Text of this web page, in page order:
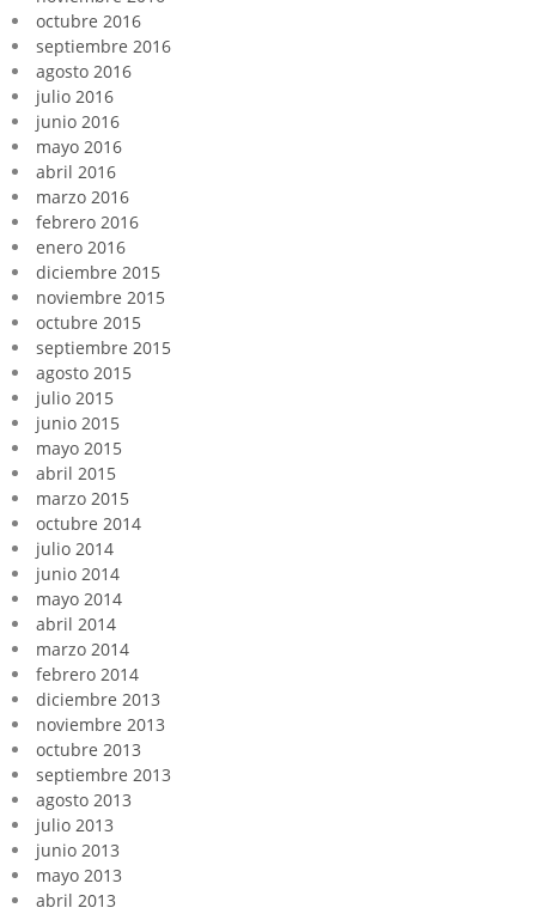
octubre 2016
septiembre 2016
agosto 2016
julio 2016
junio 2016
mayo 2016
abril 2016
marzo 2016
febrero 2016
enero 2016
diciembre 2015
noviembre 2015
octubre 2015
septiembre 2015
agosto 2015
julio 2015
junio 2015
mayo 2015
abril 2015
marzo 2015
octubre 2014
julio 2014
junio 2014
mayo 2014
abril 2014
marzo 2014
febrero 2014
diciembre 2013
noviembre 2013
octubre 2013
septiembre 2013
agosto 2013
julio 2013
junio 2013
mayo 2013
abril 2013